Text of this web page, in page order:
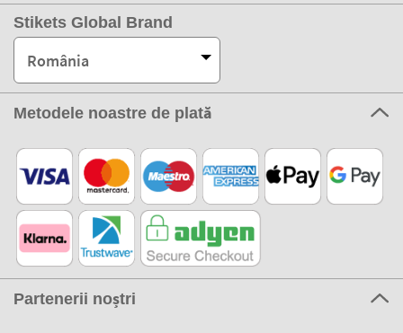
Stikets Global Brand
România
Metodele noastre de plată
Partenerii noștri